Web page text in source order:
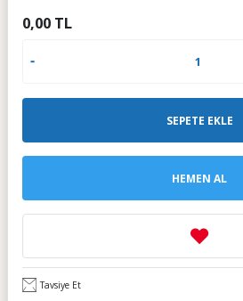
0,00 TL
SEPETE EKLE
HEMEN AL
Tavsiye Et